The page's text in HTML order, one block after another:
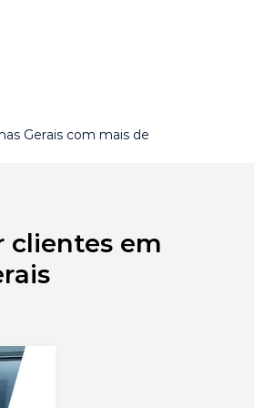
Gerais com mais de
clientes em